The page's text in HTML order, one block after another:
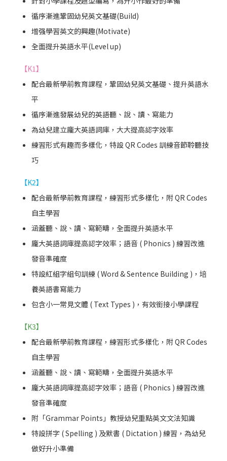
循序漸進鞏固幼兒英文基礎(Build)
增强學習英文的興趣(Motivate)
全面提升英語水平(Level up)
【K1】
配合最新學前教育課程，鞏固幼兒英文基礎、提升英語水
平
循序漸進發展幼兒的英語聽、說、讀、寫能力
為幼兒建立龐大英語詞庫，大大提高認字效率
練習形式有趣而多樣化，特設 QR Codes 訓練音節聆聽技
巧
【K2】
配合最新學前教育課程，練習形式多樣化，附 QR Codes
自主學習
涵蓋聽、說、讀、寫範疇，全面提升英語水平
龐大英語詞庫提高認字效率；語音 ( Phonics ) 練習改進
發音準確度
特設紅組字組句訓練 ( Word & Sentence Building )，培
養英語書寫能力
包含小一常見文體 ( Text Types )，有效銜接小學課程
【K3】
配合最新學前教育課程，練習形式多樣化，附 QR Codes
自主學習
涵蓋聽、說、讀、寫範疇，全面提升英語水平
龐大英語詞庫提高認字效率；語音 ( Phonics ) 練習改進
發音準確度
附「Grammar Points」教授幼兒重點英文文法知識
特設拼字 ( Spelling ) 及默書 ( Dictation ) 練習，為幼兒
做好升小準備